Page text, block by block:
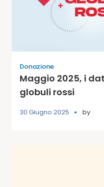
Donazione
Maggio 2025, i
globuli rossi
30 Giugno 2025 by